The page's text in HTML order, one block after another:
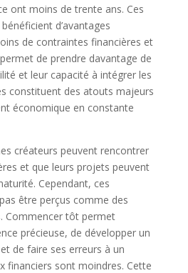
ont moins de trente ans. Ces
d’avantages
de contraintes financières et
de prendre davantage de
et leur capacité à intégrer les
constituent des atouts majeurs
économique en constante
créateurs peuvent rencontrer
et que leurs projets peuvent
Cependant, ces
être perçus comme des
Commencer tôt permet
précieuse, de développer un
de faire ses erreurs à un
financiers sont moindres. Cette